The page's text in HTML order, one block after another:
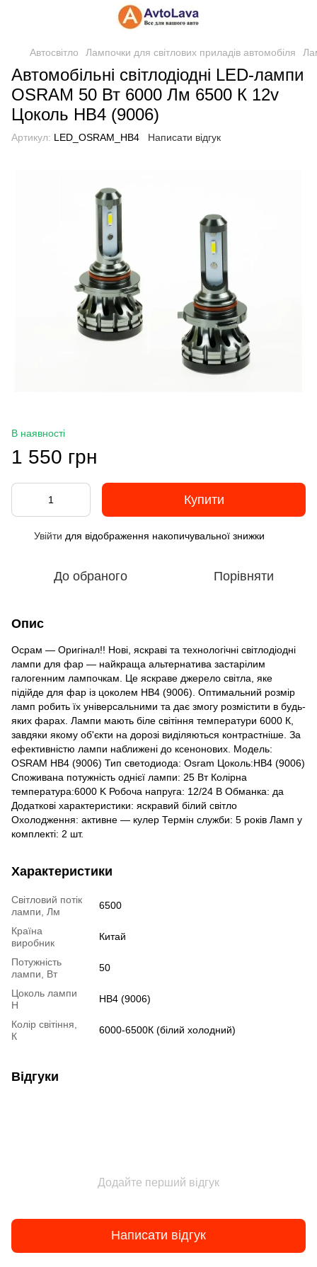
Автосвітло Лампочки для світлових приладів автомобіля
Автомобільні світлодіодні LED-лампи
OSRAM 50 Вт 6000 Лм 6500 К 12v
Цоколь HB4 (9006)
Артикул: LED_OSRAM_HB4 Написати відгук
В наявності
1 550 грн
Купити
Увійти для відображення накопичувальної знижки
До обраного Порівняти
Опис
Осрам — Оригінал!! Нові, яскраві та технологічні світлодіодні
лампи для фар — найкраща альтернатива застарілим
галогенним лампочкам. Це яскраве джерело світла, яке
підійде для фар із цоколем HB4 (9006). Оптимальний розмір
ламп робить їх універсальними та дає змогу розмістити в будь-
яких фарах. Лампи мають біле світіння температури 6000 К,
завдяки якому об'єкти на дорозі виділяються контрастніше. За
ефективністю лампи наближені до ксенонових. Модель:
OSRAM HB4 (9006) Тип светодиода: Osram Цоколь:HB4 (9006)
Споживана потужність однієї лампи: 25 Вт Колірна
температура:6000 K Робоча напруга: 12/24 В Обманка: да
Додаткові характеристики: яскравий білий світло
Охолодження: активне — кулер Термін служби: 5 років Ламп у
комплекті: 2 шт.
Характеристики
Світловий потік
лампи, Лм
6500
Країна
виробник
Китай
Потужність
лампи, Вт
50
Цоколь лампи
H
HB4 (9006)
Колір світіння,
К
6000-6500К (білий холодний)
Відгуки
Додайте перший відгук
Написати відгук